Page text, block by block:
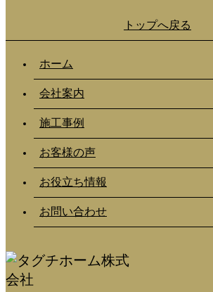
トップへ戻る
ホーム
会社案内
施工事例
お客様の声
お役立ち情報
お問い合わせ